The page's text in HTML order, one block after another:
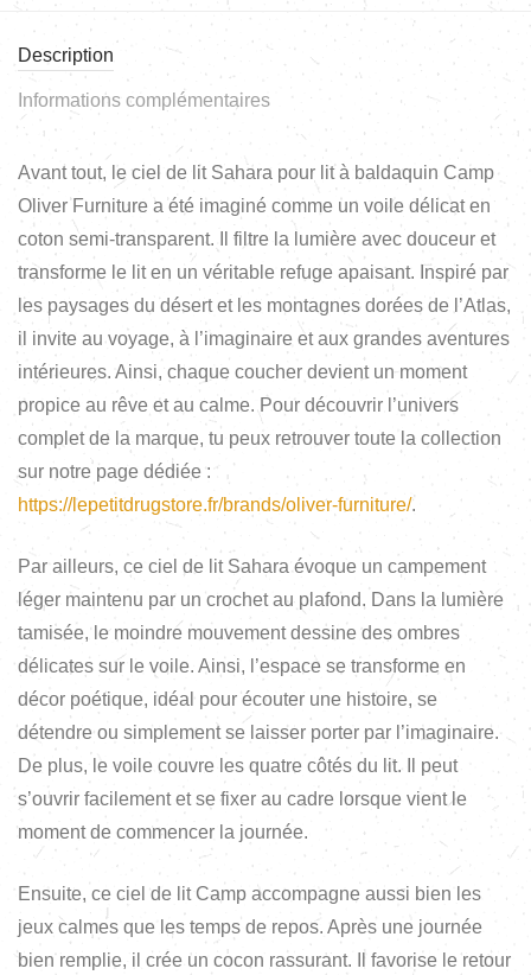
Description
Informations complémentaires
Avant tout, le ciel de lit Sahara pour lit à baldaquin Camp
Oliver Furniture a été imaginé comme un voile délicat en
coton semi-transparent. Il filtre la lumière avec douceur et
transforme le lit en un véritable refuge apaisant. Inspiré par
les paysages du désert et les montagnes dorées de l’Atlas,
il invite au voyage, à l’imaginaire et aux grandes aventures
intérieures. Ainsi, chaque coucher devient un moment
propice au rêve et au calme. Pour découvrir l’univers
complet de la marque, tu peux retrouver toute la collection
sur notre page dédiée :
https://lepetitdrugstore.fr/brands/oliver-furniture/.
Par ailleurs, ce ciel de lit Sahara évoque un campement
léger maintenu par un crochet au plafond. Dans la lumière
tamisée, le moindre mouvement dessine des ombres
délicates sur le voile. Ainsi, l’espace se transforme en
décor poétique, idéal pour écouter une histoire, se
détendre ou simplement se laisser porter par l’imaginaire.
De plus, le voile couvre les quatre côtés du lit. Il peut
s’ouvrir facilement et se fixer au cadre lorsque vient le
moment de commencer la journée.
Ensuite, ce ciel de lit Camp accompagne aussi bien les
jeux calmes que les temps de repos. Après une journée
bien remplie, il crée un cocon rassurant. Il favorise le retour